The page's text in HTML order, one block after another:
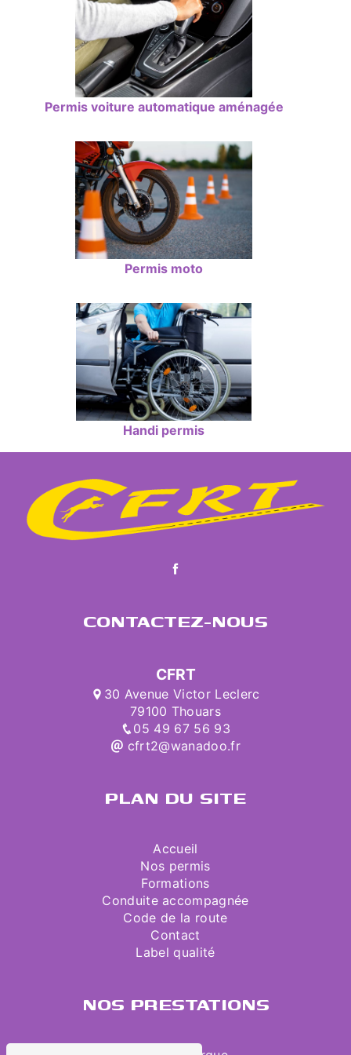
Permis voiture automatique aménagée
Permis moto
Handi permis
CONTACTEZ-NOUS
CFRT
30 Avenue Victor Leclerc
79100 Thouars
05 49 67 56 93
cfrt2@wanadoo.fr
PLAN DU SITE
Accueil
Nos permis
Formations
Conduite accompagnée
Code de la route
Contact
Label qualité
NOS PRESTATIONS